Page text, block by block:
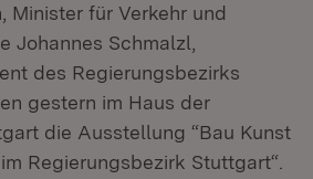
Minister für Verkehr und
Johannes Schmalzl,
des Regierungsbezirks
gestern im Haus der
die Ausstellung “Bau Kunst
Regierungsbezirk Stuttgart“.